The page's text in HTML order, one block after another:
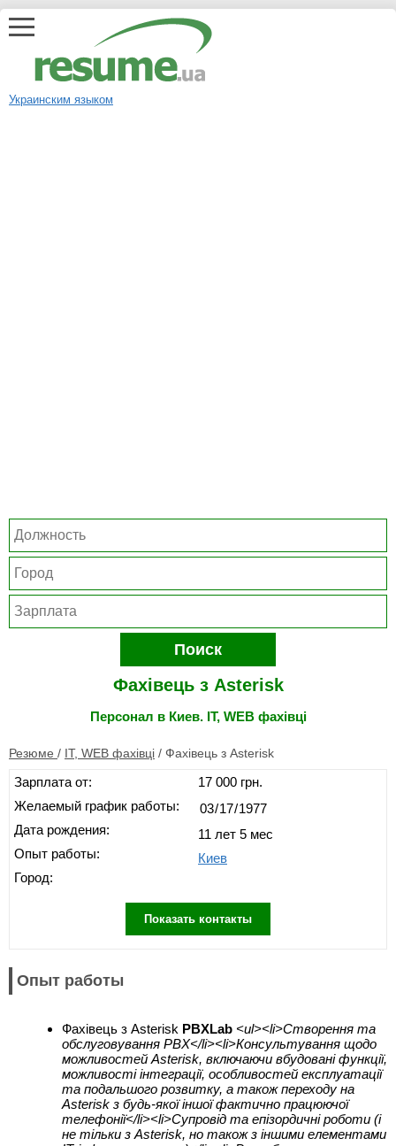
Украинским языком
Поиск
Фахівець з Asterisk
Персонал в Киев. IT, WEB фахівці
Резюме / IT, WEB фахівці / Фахівець з Asterisk
Зарплата от:
Желаемый график работы:
Дата рождения:
Опыт работы:
Город:
17 000 грн.
11 лет 5 мес
Киев
Показать контакты
Опыт работы
Фахівець з Asterisk PBXLab <ul><li>Створення та
обслуговування PBX</li><li>Консультування щодо
можливостей Asterisk, включаючи вбудовані функції,
можливості інтеграції, особливостей експлуатації
та подальшого розвитку, а також переходу на
Asterisk з будь-якої іншої фактично працюючої
телефонії</li><li>Супровід та епізордичні роботи (і
не тільки з Asterisk, но також з іншими елементами